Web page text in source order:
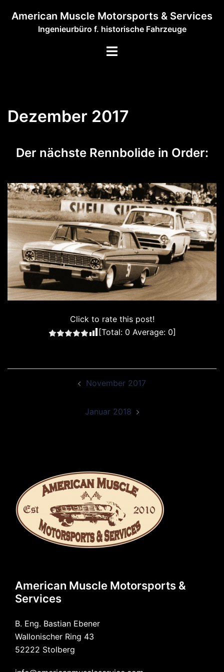
InhaltAmerican Muscle Motorsports & Services
Ingenieurbüro f. historische Fahrzeuge
Menü
Dezember 2017
Der nächste Rennbolide in Order:
Click to rate this post!
[Total: 0 Average: 0]
November 2017
Januar 2018
American Muscle Motorsports &
Services
B. Eng. Bastian Ebener
Wallonischer Ring 43
52222 Stolberg